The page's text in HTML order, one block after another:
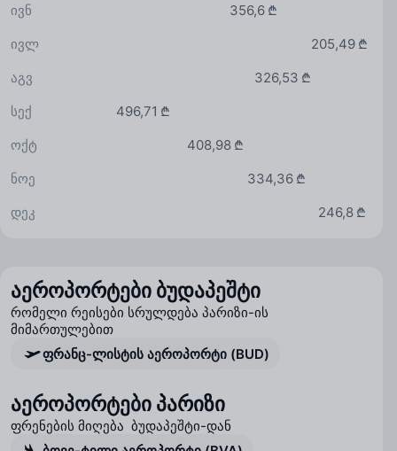
356,6 ₾
ივნ
205,49 ₾
ივლ
326,53 ₾
აგვ
496,71 ₾
სექ
408,98 ₾
ოქტ
334,36 ₾
ნოე
246,8 ₾
დეკ
აეროპორტები ბუდაპეშტი
რომელი რეისები სრულდება პარიზი-ის
მიმართულებით
ფრანც-ლისტის აეროპორტი (BUD)
აეროპორტები პარიზი
ფრენების მიღება ბუდაპეშტი-დან